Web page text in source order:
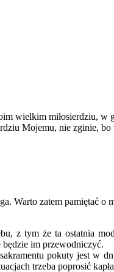
wielkim miłosierdziu, w
Mojemu, nie zginie,
Warto zatem pamiętać o
z tym że ta ostatnia
im przewodniczyć.
pokuty jest w
trzeba poprosić